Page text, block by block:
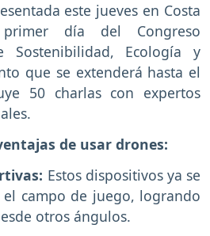
este jueves en Costa
día del Congreso
Sostenibilidad, Ecología y
que se extenderá hasta el
50 charlas con expertos
de usar drones:
Estos dispositivos ya se
campo de juego, logrando
otros ángulos.